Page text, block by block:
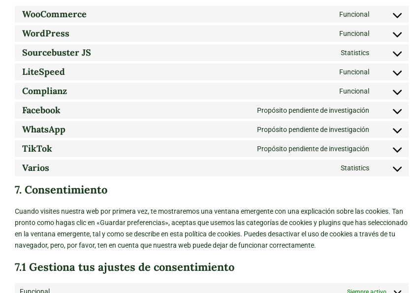
WooCommerce Funcional
Consent
woocommerce
WordPress Funcional
Consent
wordpress
Sourcebuster JS Statistics
Consent
sourcebuster-
LiteSpeed Funcional
Consent
litespeed
Complianz Funcional
Consent
complianz
Facebook Propósito pendiente de investigación
Consent
facebook
WhatsApp Propósito pendiente de investigación
Consent
whatsapp
TikTok Propósito pendiente de investigación
Consent
Varios Statistics
Consent
varios
7. Consentimiento
Cuando visites nuestra web por primera vez, te mostraremos una ventana emergente con una explicación sobre las cookies. Tan
pronto como hagas clic en «Guardar preferencias», aceptas que usemos las categorías de cookies y plugins que has seleccionado
en la ventana emergente, tal y como se describe en esta política de cookies. Puedes desactivar el uso de cookies a través de tu
navegador, pero, por favor, ten en cuenta que nuestra web puede dejar de funcionar correctamente.
7.1 Gestiona tus ajustes de consentimiento